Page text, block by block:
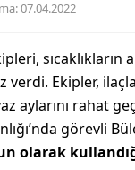
07.04.2022
verdi. Ekipler,
aylarını rahat
görevli
olarak